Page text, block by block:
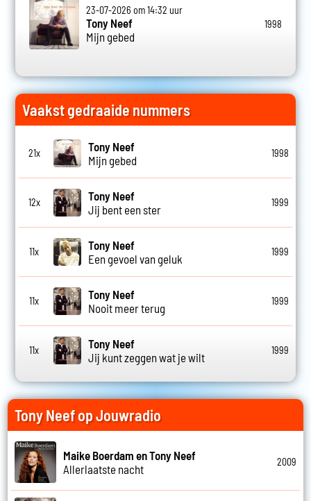
23-07-2026 om 14:32 uur
Tony Neef
Mijn gebed
1998
Vaakst gedraaide nummers
21x
Tony Neef
Mijn gebed
1998
12x
Tony Neef
Jij bent een ster
1999
11x
Tony Neef
Een gevoel van geluk
1999
11x
Tony Neef
Nooit meer terug
1999
11x
Tony Neef
Jij kunt zeggen wat je wilt
1999
Tony Neef op Jouwradio
Maike Boerdam en Tony Neef
Allerlaatste nacht
2009